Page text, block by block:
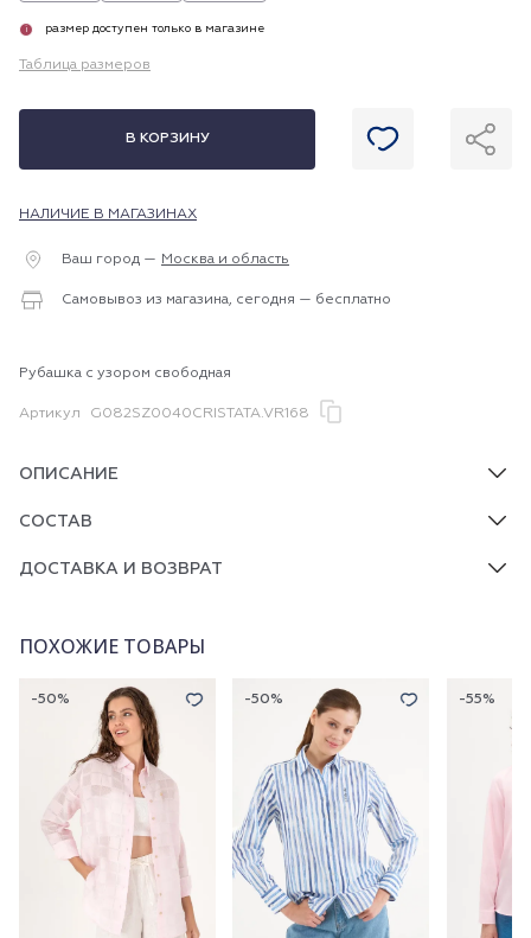
i размер доступен только в магазине
Таблица размеров
В КОРЗИНУ
НАЛИЧИЕ В МАГАЗИНАХ
Ваш город — Москва и область
Самовывоз из магазина, сегодня — бесплатно
Рубашка с узором свободная
Артикул G082SZ0040CRISTATA.VR168
ОПИСАНИЕ
СОСТАВ
ДОСТАВКА И ВОЗВРАТ
ПОХОЖИЕ ТОВАРЫ
-50% -50% -55%